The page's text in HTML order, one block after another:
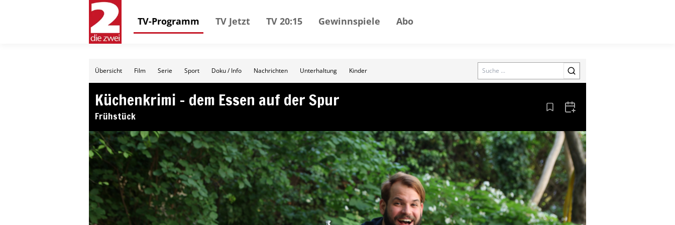
TV-Programm TV Jetzt TV 20:15 Gewinnspiele Abo
Übersicht Film Serie Sport Doku / Info Nachrichten Unterhaltung Kinder Search
Küchenkrimi – dem Essen auf der Spur
Frühstück Aus den Lesezeichen entfernen
Zum Kalender hinzufügen